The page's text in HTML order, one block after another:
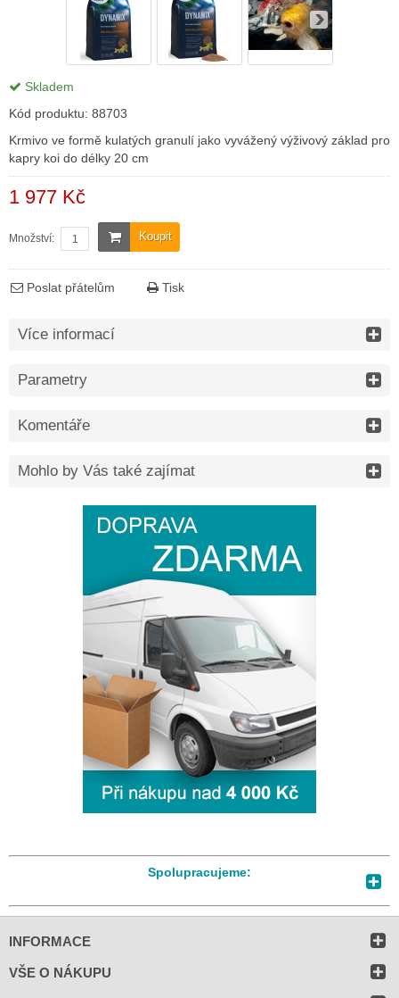
Skladem
Kód produktu: 88703
Krmivo ve formě kulatých granulí jako vyvážený výživový základ pro
kapry koi do délky 20 cm
1 977 Kč
Koupit
Množství:
Poslat přátelům Tisk
Více informací
Parametry
Komentáře
Mohlo by Vás také zajímat
Spolupracujeme:
INFORMACE
VŠE O NÁKUPU